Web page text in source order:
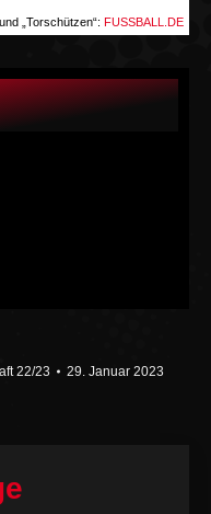
„Torschützen“: FUSSBALL.DE
22/23 29. Januar 2023